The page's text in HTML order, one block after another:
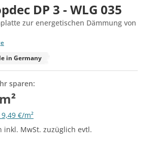
DP 3 - WLG 035
zur energetischen Dämmung von
in Germany
sparen:
€/m²
inkl. MwSt. zuzüglich evtl.